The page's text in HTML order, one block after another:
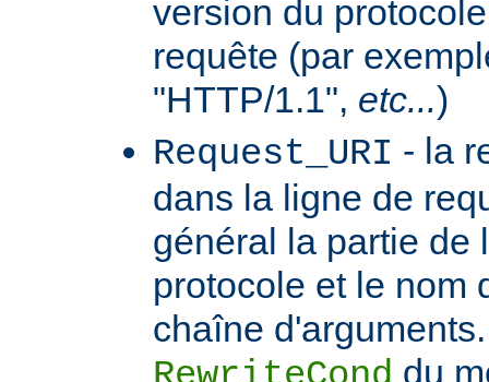
version du
requête (par
"HTTP/1.1", etc...)
Request_URI - la
dans la ligne de
général la partie de
protocole et le nom
chaîne
du